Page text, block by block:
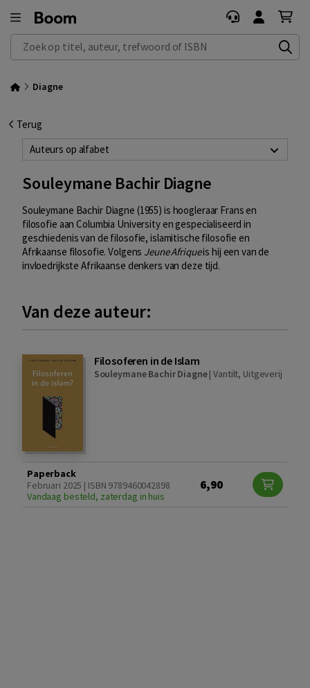
Zoek op titel, auteur, trefwoord of ISBN
Diagne
Terug
Auteurs op alfabet
Souleymane Bachir Diagne
Souleymane Bachir Diagne (1955) is hoogleraar Frans en
filosofie aan Columbia University en gespecialiseerd in
geschiedenis van de filosofie, islamitische filosofie en
Afrikaanse filosofie. Volgens Jeune Afriqueis hij een van de
invloedrijkste Afrikaanse denkers van deze tijd.
Van deze auteur:
Filosoferen in de Islam
Souleymane Bachir Diagne|Vantilt, Uitgeverij
Paperback
Februari 2025 | ISBN 9789460042898
Vandaag besteld, zaterdag in huis
6,90